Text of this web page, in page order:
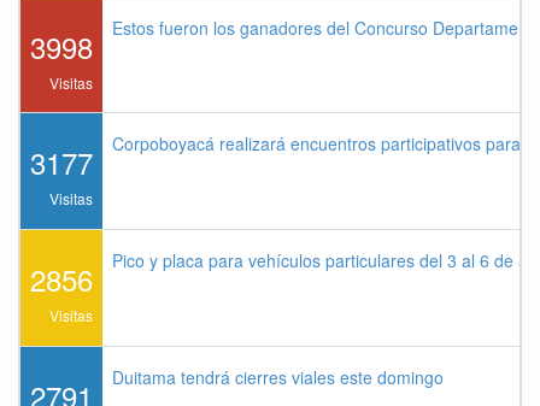
3998
Visitas
Estos fueron los ganadores del Concurso
3177
Visitas
Corpoboyacá realizará encuentros participativos para
2856
Visitas
Pico y placa para vehículos particulares del 3 al 6 de
2791 Duitama tendrá cierres viales este domingo